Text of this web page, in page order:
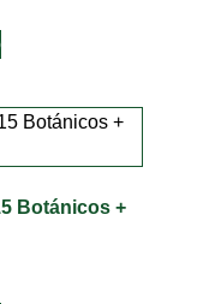
Botánicos +